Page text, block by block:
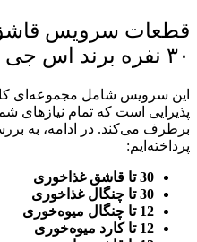
۳۰ نفره برند اس جی 449m
این سرویس شامل مجموعه‌ای
پذیرایی است که تمام نیازهای
برطرف می‌کند. در ادامه، به
پرداخته‌ایم:
30 تا قاشق غذاخوری
30 تا چنگال غذاخوری
12 تا چنگال میوه‌خوری
12 تا کارد میوه‌خوری